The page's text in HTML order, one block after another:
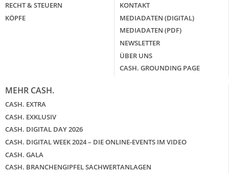
RECHT & STEUERN
KÖPFE
KONTAKT
MEDIADATEN (DIGITAL)
MEDIADATEN (PDF)
NEWSLETTER
ÜBER UNS
CASH. GROUNDING PAGE
MEHR CASH.
CASH. EXTRA
CASH. EXKLUSIV
CASH. DIGITAL DAY 2026
CASH. DIGITAL WEEK 2024 – DIE ONLINE-EVENTS IM VIDEO
CASH. GALA
CASH. BRANCHENGIPFEL SACHWERTANLAGEN